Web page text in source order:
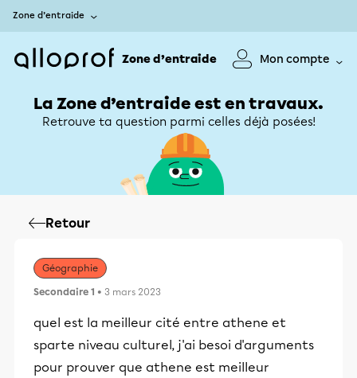
Zone d’entraide
Zone d’entraide Mon compte
La Zone d’entraide est en travaux.
Retrouve ta question parmi celles déjà posées!
Retour
Géographie
Secondaire 1 • 3 mars 2023
quel est la meilleur cité entre athene et
sparte niveau culturel, j'ai besoi d'arguments
pour prouver que athene est meilleur